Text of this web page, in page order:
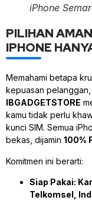
iPhone
PILIHAN
IPHONE
Memahami betapa
kepuasan
IBGADGETSTORE
kamu tidak perlu
kunci SIM. Semua
bekas, dijamin 100%
Komitmen ini berarti:
Siap Pakai:
Telkomsel,